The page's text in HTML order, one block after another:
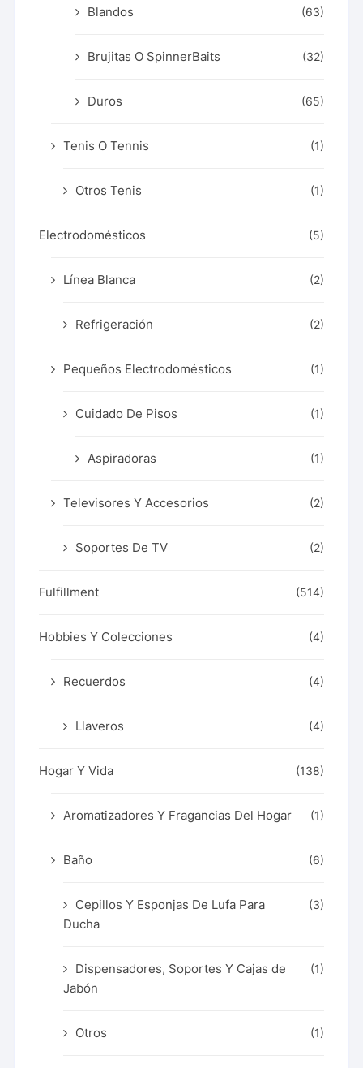
Blandos (63)
Brujitas O SpinnerBaits (32)
Duros (65)
Tenis O Tennis (1)
Otros Tenis (1)
Electrodomésticos (5)
Línea Blanca (2)
Refrigeración (2)
Pequeños Electrodomésticos (1)
Cuidado De Pisos (1)
Aspiradoras (1)
Televisores Y Accesorios (2)
Soportes De TV (2)
Fulfillment (514)
Hobbies Y Colecciones (4)
Recuerdos (4)
Llaveros (4)
Hogar Y Vida (138)
Aromatizadores Y Fragancias Del Hogar (1)
Baño (6)
Cepillos Y Esponjas De Lufa Para
Ducha
(3)
Dispensadores, Soportes Y Cajas de
Jabón
(1)
Otros (1)